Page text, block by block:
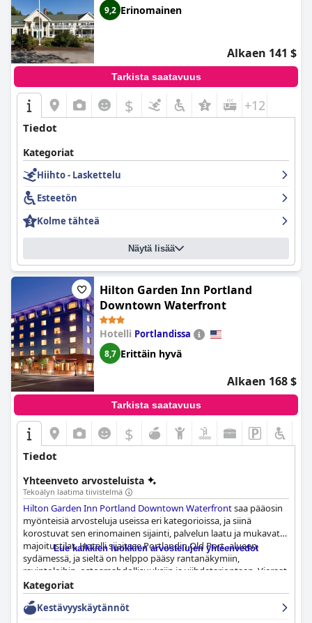
9,2 Erinomainen
Alkaen 141 $
Tarkista saatavuus
$ +12
Tiedot
Kategoriat
Hiihto - Laskettelu
Esteetön
Kolme tähteä
Näytä lisää
Hilton Garden Inn Portland
Downtown Waterfront
Hotelli Portlandissa
8,7 Erittäin hyvä
Alkaen 168 $
Tarkista saatavuus
$
Tiedot
Yhteenveto arvosteluista
Tekoälyn laatima tiivistelmä
Hilton Garden Inn Portland Downtown Waterfrontsaa pääosin
myönteisiä arvosteluja useissa eri kategorioissa, ja siinä
korostuvat sen erinomainen sijainti, palvelun laatu ja mukavat
majoitustilat. Hotelli sijaitsee Portlandin Old Port -alueen
sydämessä, ja sieltä on helppo pääsy rantanäkymiin,
ravintoloihin, ostosmahdollisuuksiin ja viihdetarjontaan. Vieraat
nauttivat alueen kävelyetäisyydellä sijaitsevista kohteista ja
arvostavat läheisyyttä huippuluokan ruokapaikkoihin, kuten
Fore Street Restaurant ja Standard Baking Co. Hotellin siistit ja
Lue kaikkien luokkien arvostelujen yhteenvedot
Kategoriat
Kestävyyskäytännöt